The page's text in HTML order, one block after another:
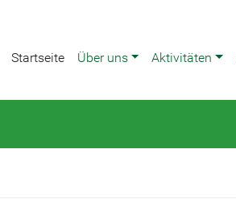
Startseite Über uns Aktivitäten